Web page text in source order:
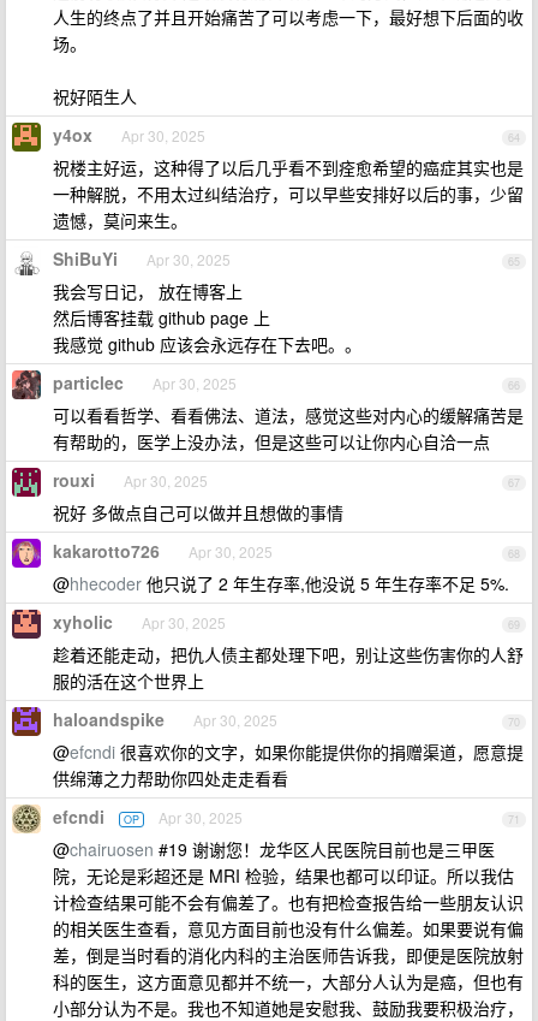
人生的终点了并且开始痛苦了可以考虑一下，最好想下后面的收
场。
祝好陌生人
64
y4ox Apr 30, 2025
祝楼主好运，这种得了以后几乎看不到痊愈希望的癌症其实也是
一种解脱，不用太过纠结治疗，可以早些安排好以后的事，少留
遗憾，莫问来生。
65
ShiBuYi Apr 30, 2025
我会写日记， 放在博客上
然后博客挂载 github page 上
我感觉 github 应该会永远存在下去吧。。
66
particlec Apr 30, 2025
可以看看哲学、看看佛法、道法，感觉这些对内心的缓解痛苦是
有帮助的，医学上没办法，但是这些可以让你内心自洽一点
67
rouxi Apr 30, 2025
祝好 多做点自己可以做并且想做的事情
68
kakarotto726 Apr 30, 2025
@hhecoder 他只说了 2 年生存率,他没说 5 年生存率不足 5%.
69
xyholic Apr 30, 2025
趁着还能走动，把仇人债主都处理下吧，别让这些伤害你的人舒
服的活在这个世界上
70
haloandspike Apr 30, 2025
@efcndi 很喜欢你的文字，如果你能提供你的捐赠渠道，愿意提
供绵薄之力帮助你四处走走看看
71
efcndi OP Apr 30, 2025
@chairuosen #19 谢谢您！龙华区人民医院目前也是三甲医
院，无论是彩超还是 MRI 检验，结果也都可以印证。所以我估
计检查结果可能不会有偏差了。也有把检查报告给一些朋友认识
的相关医生查看，意见方面目前也没有什么偏差。如果要说有偏
差，倒是当时看的消化内科的主治医师告诉我，即便是医院放射
科的医生，这方面意见都并不统一，大部分人认为是癌，但也有
小部分认为不是。我也不知道她是安慰我、鼓励我要积极治疗，